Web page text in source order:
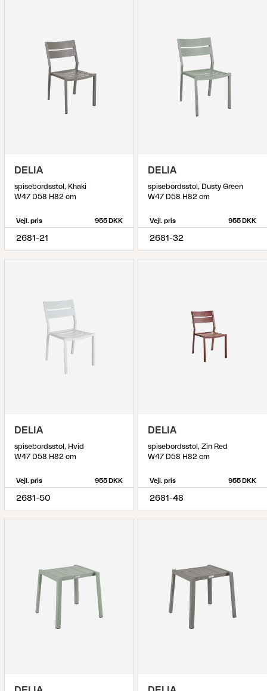
DELIA
spisebordsstol, Khaki
W47 D58 H82 cm
Vejl. pris 955 DKK
2681-21
DELIA
spisebordsstol, Dusty Green
W47 D58 H82 cm
Vejl. pris 955 DKK
2681-32
DELIA
spisebordsstol, Hvid
W47 D58 H82 cm
Vejl. pris 955 DKK
2681-50
DELIA
spisebordsstol, Zin Red
W47 D58 H82 cm
Vejl. pris 955 DKK
2681-48